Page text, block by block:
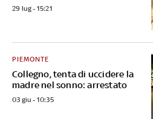
29 lug - 15:21
Collegno, tenta di uccidere la
madre nel sonno: arrestato
PIEMONTE
03 giu - 10:35